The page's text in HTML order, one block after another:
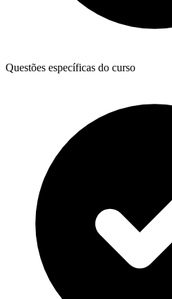
Questões específicas do curso